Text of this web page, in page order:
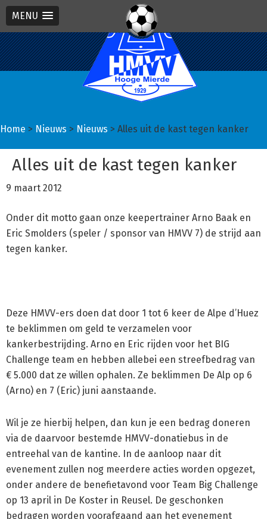
MENU
Spring
naar
de
Door
naar
de
Spring
naar
de
Home > Nieuws > Nieuws > Alles uit de kast tegen kanker
Alles uit de kast tegen kanker
9 maart 2012
Onder dit motto gaan onze keepertrainer Arno Baak en
Eric Smolders (speler / sponsor van HMVV 7) de strijd aan
tegen kanker.
Deze HMVV-ers doen dat door 1 tot 6 keer de Alpe d’Huez
te beklimmen om geld te verzamelen voor
kankerbestrijding. Arno en Eric rijden voor het BIG
Challenge team en hebben allebei een streefbedrag van
€ 5.000 dat ze willen ophalen. Ze beklimmen De Alp op 6
(Arno) en 7 (Eric) juni aanstaande.
Wil je ze hierbij helpen, dan kun je een bedrag doneren
via de daarvoor bestemde HMVV-donatiebus in de
entreehal van de kantine. In de aanloop naar dit
evenement zullen nog meerdere acties worden opgezet,
onder andere de benefietavond voor Team Big Challenge
op 13 april in De Koster in Reusel. De geschonken
bedragen worden voorafgaand aan het evenement